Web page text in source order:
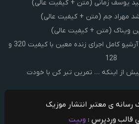
یوسف زمانی (متن + کیفیت عالی)
مهراد جم (متن + کیفیت عالی)
ویناک (متن + کیفیت عالی)
کنسرت صوتی معین لایو | آرشیو کامل اجرای زنده معین با کیفیت 320 و
128
از اینکه … تمرین تبر کن با خودت
رسانه ی معتبر انتشار موزیک
قالب وردپرس : وبیت